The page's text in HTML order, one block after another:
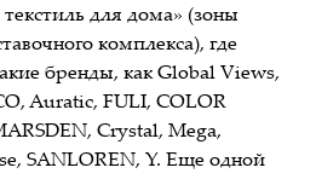
для дома» (зоны
комплекса), где
бренды, как Global Views,
Auratic, FULI, COLOR
Crystal, Mega,
SANLOREN, Y. Еще одной